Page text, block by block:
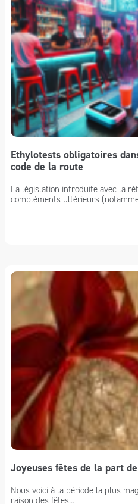
Ethylotests obligatoires
code de la route
La législation introduite avec la
compléments ultérieurs
Joyeuses fêtes de la part
Nous voici à la période la plus
raison des fêtes...